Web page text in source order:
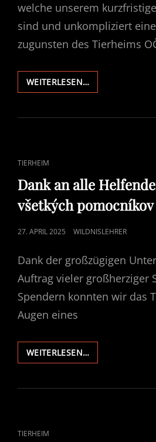
welche unserem
sind und unkompliziert
zugunsten des Tierheims
WEITERLESEN…SPENDENAKTION
OKTOBER
TIERHEIM
CAT
LINKS
TIERHEIM
Dank an alle
všetkých pomocníkov
POSTED
27. APRIL 2025 WILDNISLEHRER
Dank der großzügigen
Auftrag vieler großherziger
Spendern konnten wir das
Augen eines
WEITERLESEN…DANK
AN
HELFENDEN
CAT
TIERHEIM